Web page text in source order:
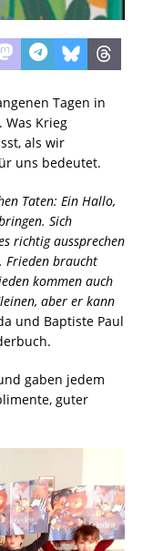
Tagen in
Krieg
als wir
uns bedeutet.
Taten: Ein Hallo,
Sich
richtig aussprechen
Frieden braucht
kommen auch
aber er kann
und Baptiste Paul
gaben jedem
guter